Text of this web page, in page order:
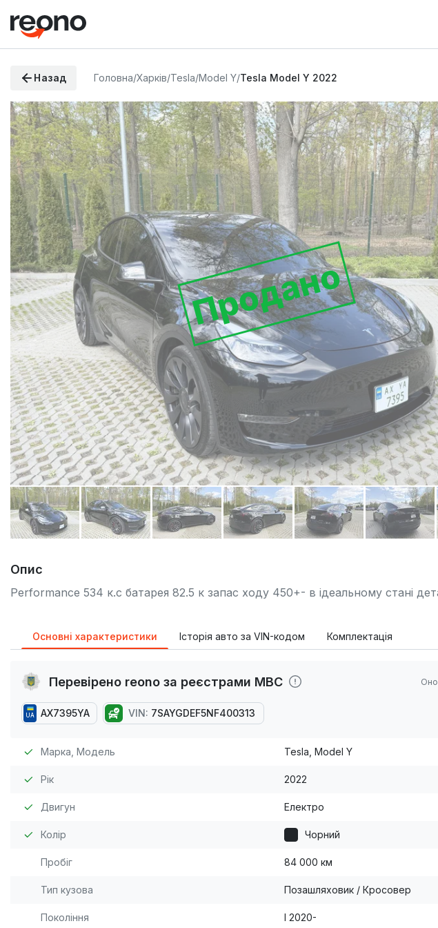
Назад Головна/Харків/Tesla/Model Y/Tesla Model Y 2022
Продано
Опис
Performance 534 к.с батарея 82.5 к запас ходу 450+- в ідеальному стані
Основні характеристики Історія авто за VIN-кодом Комплектація
Перевірено reono за реєстрами МВС
UA AX7395YA VIN: 7SAYGDEF5NF400313
Марка, Модель Tesla, Model Y
Рік 2022
Двигун Електро
Колір Чорний
Пробіг 84 000 км
Тип кузова Позашляховик / Кросовер
Покоління I 2020-